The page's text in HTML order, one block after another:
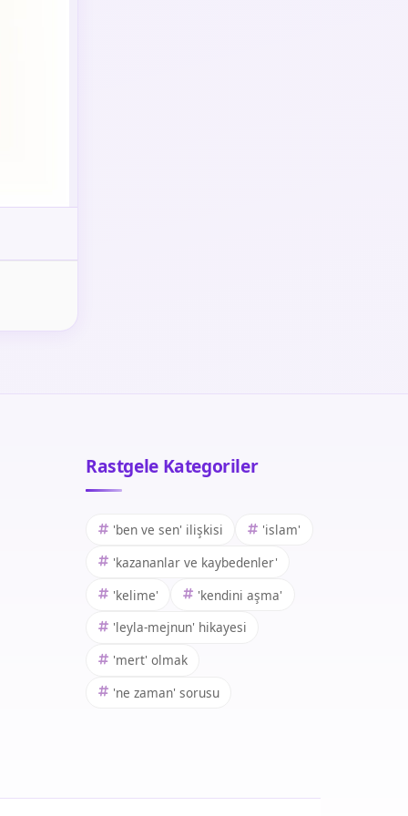
Rastgele Kategoriler
'ben ve sen' ilişkisi
'islam'
'kazananlar ve kaybedenler'
'kelime'
'kendini aşma'
'leyla-mejnun' hikayesi
'mert' olmak
'ne zaman' sorusu